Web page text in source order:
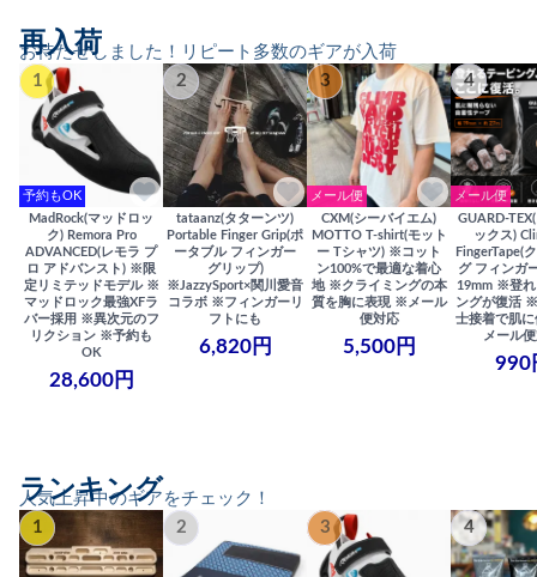
お待たせしました！リピート多数のギアが入荷
再入荷
1
予約もOK
MadRock(マッドロッ
ク) Remora Pro
ADVANCED(レモラ プ
ロ アドバンスト) ※限
定リミテッドモデル ※
マッドロック最強XFラ
バー採用 ※異次元のフ
リクション ※予約も
OK
28,600円
2
tataanz(タターンツ)
Portable Finger Grip(ポ
ータブル フィンガー
グリップ)
※JazzySport×関川愛音
コラボ ※フィンガーリ
フトにも
6,820円
3
メール便
CXM(シーバイエム)
MOTTO T-shirt(モット
ー Tシャツ) ※コット
ン100%で最適な着心
地 ※クライミングの本
質を胸に表現 ※メール
便対応
5,500円
4
メール便
GUARD-
ックス)
FingerTape(
グ フィンガ
19mm ※登れ
ングが復活
士接着で肌
メール
990
人気上昇中のギアをチェック！
ランキング
1 2 3 4